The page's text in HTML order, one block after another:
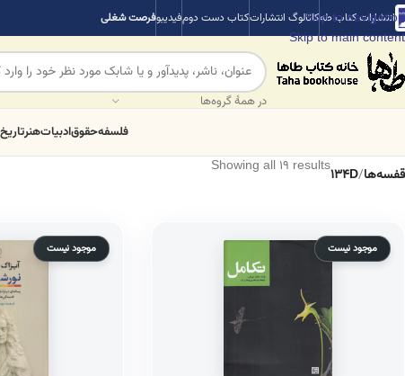
Skip to navigation
Skip to main content
انتشارات کتاب طهکاتالوگ انتشاراتکتاب دست دومفیدیبوفرصت شغلی
در همهٔ گروه‌ها
فلسفهحقوقادبیاتهنرتاریخ
قفسه‌ها/
134D
Showing all 19 results
موجود نیست موجود نیست